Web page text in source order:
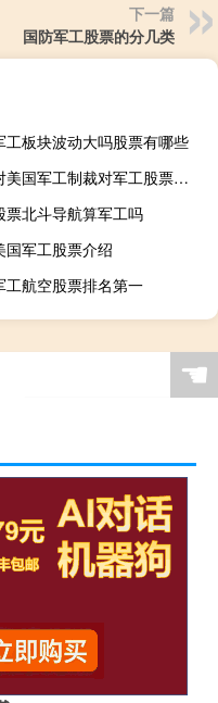
下一篇
国防军工股票的分几类
工板块波动大吗股票有哪些
对美国军工制裁对军工股票的影响
票北斗导航算军工吗
国军工股票介绍
工航空股票排名第一
☚